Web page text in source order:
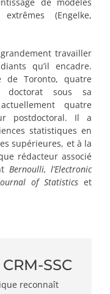
(Engelke,
travailler
qu’il encadre.
de Toronto, quatre
doctorat sous sa
quatre
postdoctoral. Il a
statistiques en
supérieures, et à la
rédacteur associé
Bernoulli, l’Electronic
of Statistics et
SSC
reconnaît